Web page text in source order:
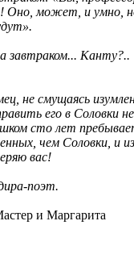
Оно, может, и умно,
завтраком...
не смущаясь
его в Соловки
сто лет
чем Соловки, и
вас!
поэт.
и Маргарита